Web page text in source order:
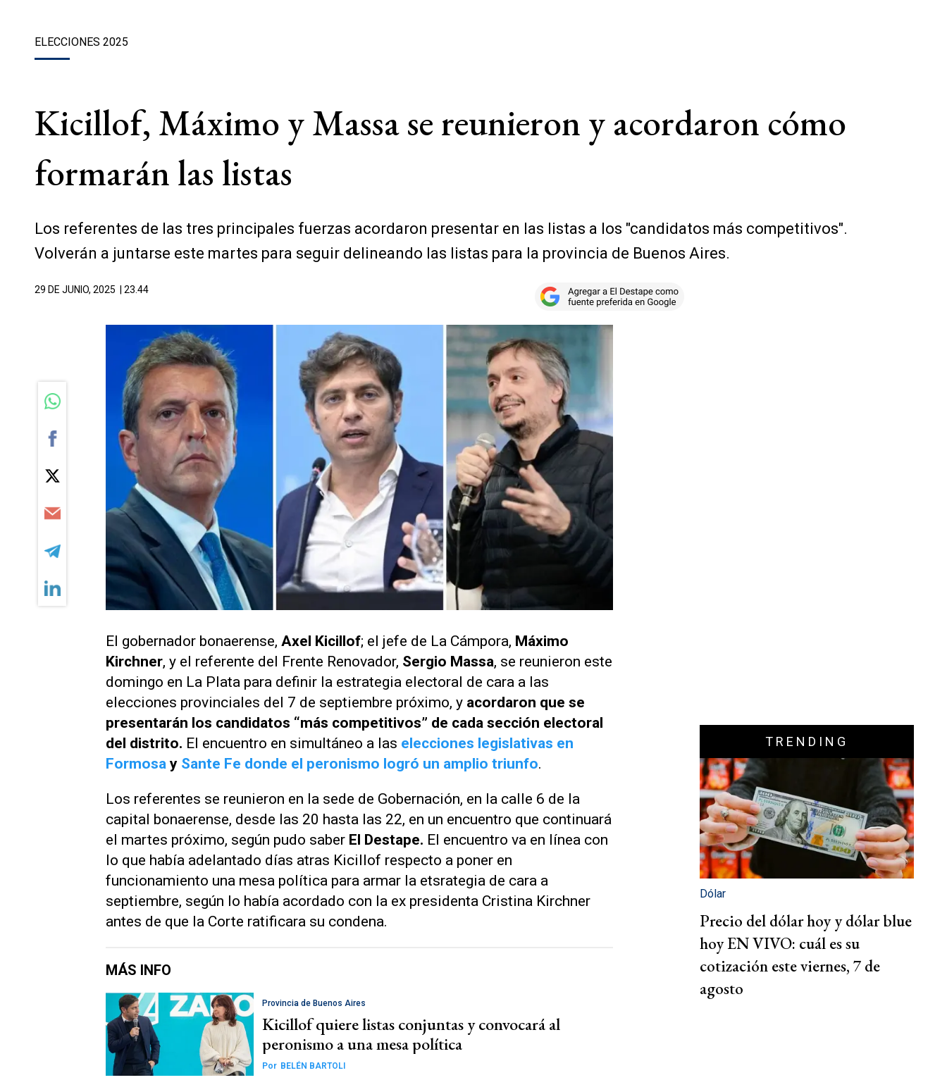
ELECCIONES 2025
Kicillof, Máximo y Massa se reunieron y acordaron cómo
formarán las listas
Los referentes de las tres principales fuerzas acordaron presentar en las listas a los "candidatos más competitivos".
Volverán a juntarse este martes para seguir delineando las listas para la provincia de Buenos Aires.
29 DE JUNIO, 2025 | 23.44
El gobernador bonaerense, Axel Kicillof; el jefe de La Cámpora, Máximo
Kirchner, y el referente del Frente Renovador, Sergio Massa, se reunieron este
domingo en La Plata para definir la estrategia electoral de cara a las
elecciones provinciales del 7 de septiembre próximo, y acordaron que se
presentarán los candidatos “más competitivos” de cada sección electoral
del distrito. El encuentro en simultáneo a las elecciones legislativas en
Formosa y Sante Fe donde el peronismo logró un amplio triunfo.
Los referentes se reunieron en la sede de Gobernación, en la calle 6 de la
capital bonaerense, desde las 20 hasta las 22, en un encuentro que continuará
el martes próximo, según pudo saber El Destape. El encuentro va en línea con
lo que había adelantado días atras Kicillof respecto a poner en
funcionamiento una mesa política para armar la etsrategia de cara a
septiembre, según lo había acordado con la ex presidenta Cristina Kirchner
antes de que la Corte ratificara su condena.
MÁS INFO
Provincia de Buenos Aires
Kicillof quiere listas conjuntas y convocará al
peronismo a una mesa política
Por BELÉN BARTOLI
TRENDING
Dólar
Precio del dólar hoy y dólar blue
hoy EN VIVO: cuál es su
cotización este viernes, 7 de
agosto